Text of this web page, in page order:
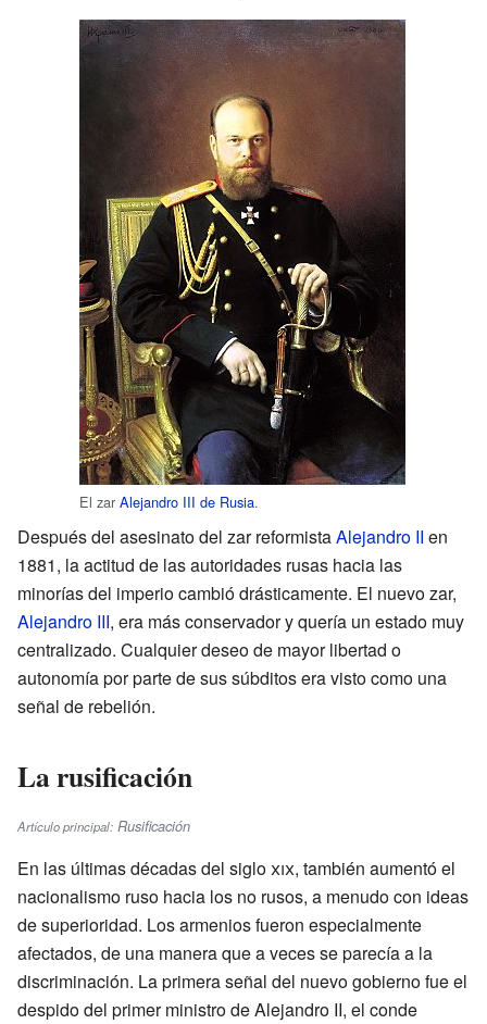
El zar Alejandro III de Rusia.
Después del asesinato del zar reformistaAlejandro II en
1881, la actitud de las autoridades rusas hacia las
minorías del imperio cambió drásticamente. El nuevo zar,
Alejandro III, era más conservador y quería un estado muy
centralizado. Cualquier deseo de mayor libertad o
autonomía por parte de sus súbditos era visto como una
señal de rebelión.
La rusificación
Artículo principal: Rusificación
En las últimas décadas del sigloxix, también aumentó el
nacionalismo ruso hacia los no rusos, a menudo con ideas
de superioridad. Los armenios fueron especialmente
afectados, de una manera que a veces se parecía a la
discriminación. La primera señal del nuevo gobierno fue el
despido del primer ministro de Alejandro II, el conde